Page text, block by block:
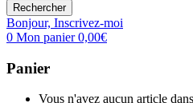
Rechercher
Bonjour, Inscrivez-moi
0 Mon panier0,00€
Panier
Vous n'avez aucun article